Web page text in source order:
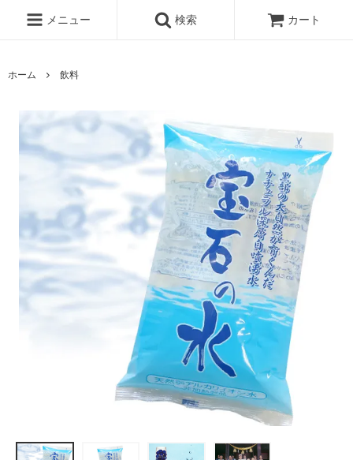
メニュー 検索 カート
ホーム 飲料